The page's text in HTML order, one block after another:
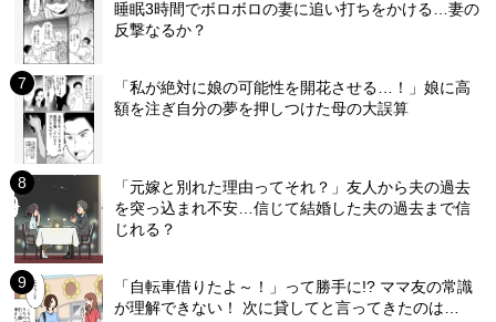
睡眠3時間でボロボロの妻に追い打ちをかける…妻の
反撃なるか？
「私が絶対に娘の可能性を開花させる…！」娘に高
額を注ぎ自分の夢を押しつけた母の大誤算
「元嫁と別れた理由ってそれ？」友人から夫の過去
を突っ込まれ不安…信じて結婚した夫の過去まで信
じれる？
「自転車借りたよ～！」って勝手に!? ママ友の常識
が理解できない！ 次に貸してと言ってきたのは…